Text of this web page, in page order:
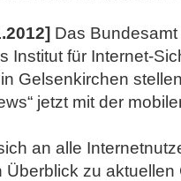
Das
Institut für Internet-
Gelsen­kirchen
jetzt mit der
an alle
zu